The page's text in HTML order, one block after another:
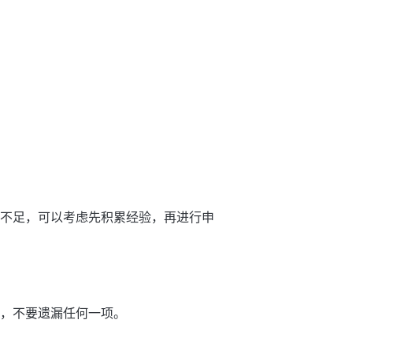
足，可以考虑先积累经验，再进行申
不要遗漏任何一项。